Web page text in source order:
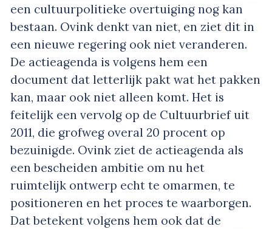
een cultuurpolitieke overtuiging nog kan
bestaan. Ovink denkt van niet, en ziet dit in
een nieuwe regering ook niet veranderen.
De actieagenda is volgens hem een
document dat letterlijk pakt wat het pakken
kan, maar ook niet alleen komt. Het is
feitelijk een vervolg op de Cultuurbrief uit
2011, die grofweg overal 20 procent op
bezuinigde. Ovink ziet de actieagenda als
een bescheiden ambitie om nu het
ruimtelijk ontwerp echt te omarmen, te
positioneren en het proces te waarborgen.
Dat betekent volgens hem ook dat de